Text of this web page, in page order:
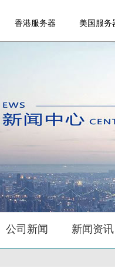
香港服务器 美国服务
公司新闻 新闻资讯